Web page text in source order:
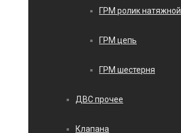
ГРМ ролик натяжной
ГРМ цепь
ГРМ шестерня
ДВС прочее
Клапана